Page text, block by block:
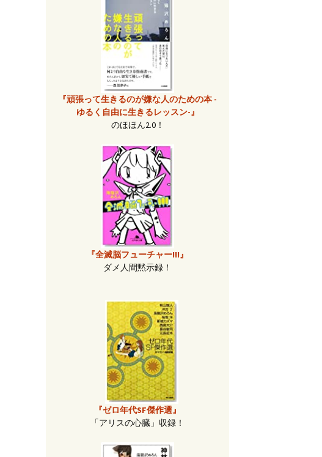
『頑張って生きるのが嫌な人のための本 -
ゆるく自由に生きるレッスン-』
のほほん2.0！
『全滅脳フューチャー!!!』
ダメ人間黙示録！
『ゼロ年代SF傑作選』
「アリスの心臓」収録！